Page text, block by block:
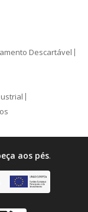
Descartável
aos pés.